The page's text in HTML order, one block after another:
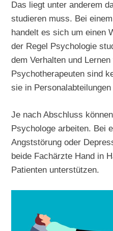
Das liegt unter anderem
studieren muss. Bei
handelt es sich um einen
der Regel Psychologie
dem Verhalten und
Psychotherapeuten sind
sie in
Je nach Abschluss
Psychologe arbeiten. Bei
Angststörung oder
beide Fachärzte Hand in
Patienten unterstützen.